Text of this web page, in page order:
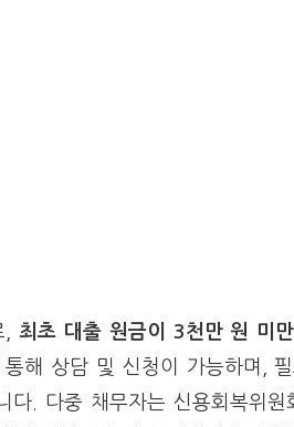
,최초 대출 원금이 3천만 원 미만
통해 상담 및 신청이 가능하며,
다. 다중 채무자는 신용회복위